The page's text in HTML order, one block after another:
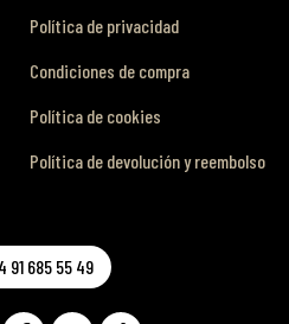
Política de privacidad
Condiciones de compra
Política de cookies
Política de devolución y reembolso
91 685 55 49